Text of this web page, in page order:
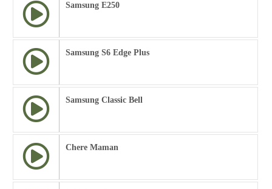
Samsung E250
Samsung S6 Edge Plus
Samsung Classic Bell
Chere Maman